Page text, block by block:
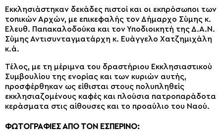
Εκκλησιάστηκαν δεκάδες πιστοί και οι εκπρόσωποι των
τοπικών Αρχών, με επικεφαλής τον Δήμαρχο Σύμης κ.
Ελευθ. Παπακαλοδούκα και τον Υποδιοικητή της Δ.Α.Ν.
Σύμης Αντισυνταγματάρχη κ. Ευάγγελο Χατζημιχάλη
κ.ά.
Τέλος, με τη μέριμνα του δραστήριου Εκκλησιαστικού
Συμβουλίου της ενορίας και των κυριών αυτής,
προσφέρθηκαν ως είθισται στους πολυπληθείς
εκκλησιαζομένους καφές και πλούσια πατροπαράδοτα
κεράσματα στις αίθουσες και το προαύλιο του Ναού.
ΦΩΤΟΓΡΑΦΙΕΣ ΑΠΟ ΤΟΝ ΕΣΠΕΡΙΝΟ: